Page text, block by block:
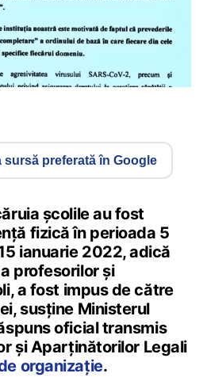
sursă preferată în Google
școlile au fost
fizică în perioada 5
ianuarie 2022, adică
profesorilor și
a fost impus de către
susține Ministerul
oficial transmis
și Aparținătorilor Legali
organizație.